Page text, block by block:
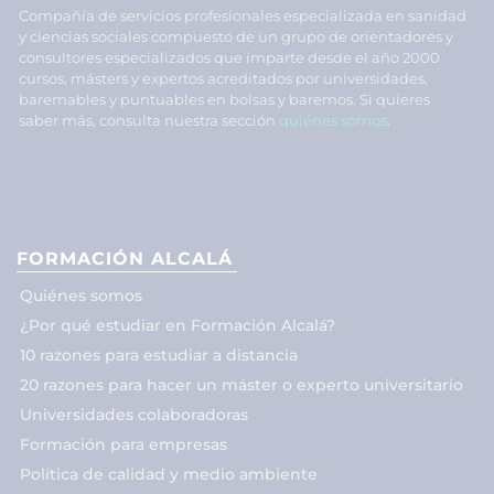
Compañía de servicios profesionales especializada en sanidad
y ciencias sociales compuesto de un grupo de orientadores y
consultores especializados que imparte desde el año 2000
cursos, másters y expertos acreditados por universidades,
baremables y puntuables en bolsas y baremos. Si quieres
saber más, consulta nuestra sección quiénes somos
FORMACIÓN ALCALÁ
Quiénes somos
¿Por qué estudiar en Formación Alcalá?
10 razones para estudiar a distancia
20 razones para hacer un máster o experto universitario
Universidades colaboradoras
Formación para empresas
Política de calidad y medio ambiente